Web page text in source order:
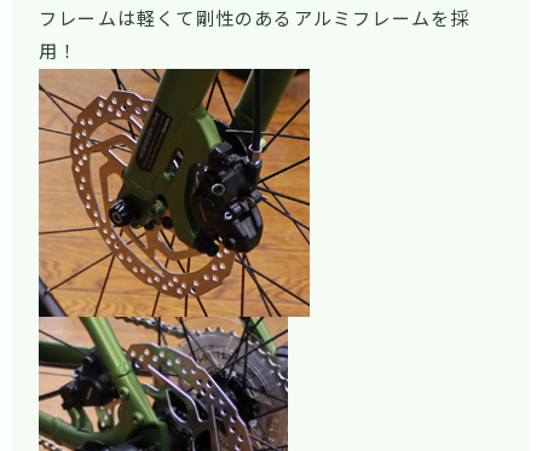
フレームは軽くて剛性のあるアルミフレームを採
用！